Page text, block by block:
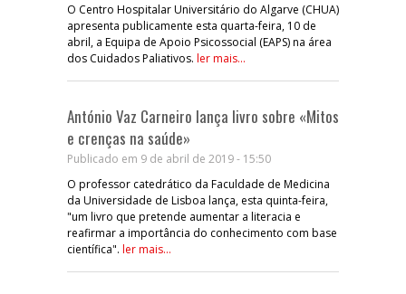
O Centro Hospitalar Universitário do Algarve (CHUA)
apresenta publicamente esta quarta-feira, 10 de
abril, a Equipa de Apoio Psicossocial (EAPS) na área
dos Cuidados Paliativos. ler mais...
António Vaz Carneiro lança livro sobre «Mitos
e crenças na saúde»
Publicado em 9 de abril de 2019 - 15:50
O professor catedrático da Faculdade de Medicina
da Universidade de Lisboa lança, esta quinta-feira,
"um livro que pretende aumentar a literacia e
reafirmar a importância do conhecimento com base
científica". ler mais...